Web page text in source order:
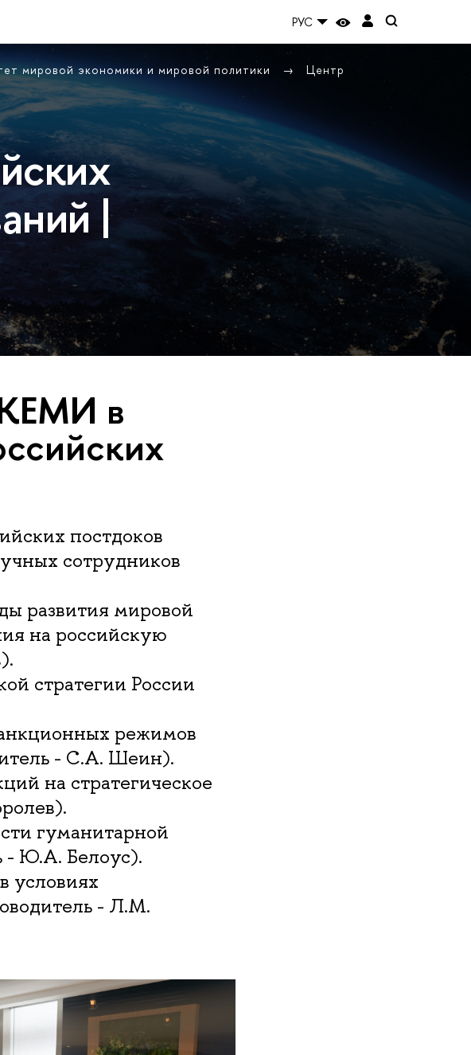
РУС
мировой экономики и мировой политики
Центр
|
в
постдоков
сотрудников
развития мировой
на российскую
стратегии России
режимов
- С.А. Шеин).
на стратегическое
гуманитарной
- Ю.А. Белоус).
условиях
- Л.М.